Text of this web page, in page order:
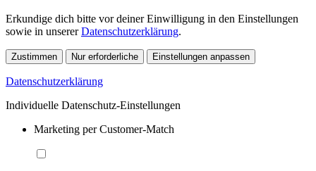
Erkundige dich bitte vor deiner Einwilligung in den Einstellungen
sowie in unsererDatenschutzerklärung.
Zustimmen Nur erforderliche Einstellungen anpassen
Datenschutzerklärung
Individuelle Datenschutz-Einstellungen
Marketing per Customer-Match